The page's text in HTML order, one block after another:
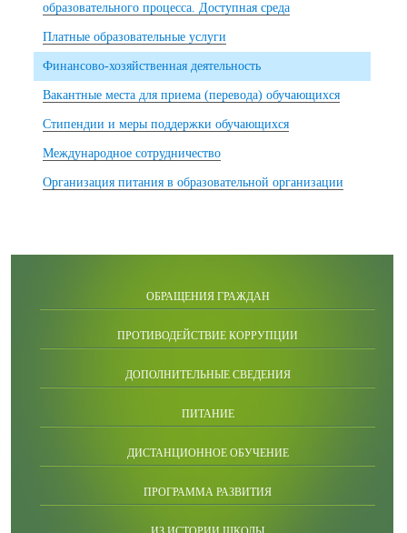
образовательного процесса. Доступная среда
Платные образовательные услуги
Финансово-хозяйственная деятельность
Вакантные места для приема (перевода) обучающихся
Стипендии и меры поддержки обучающихся
Международное сотрудничество
Организация питания в образовательной организации
ОБРАЩЕНИЯ ГРАЖДАН
ПРОТИВОДЕЙСТВИЕ КОРРУПЦИИ
ДОПОЛНИТЕЛЬНЫЕ СВЕДЕНИЯ
ПИТАНИЕ
ДИСТАНЦИОННОЕ ОБУЧЕНИЕ
ПРОГРАММА РАЗВИТИЯ